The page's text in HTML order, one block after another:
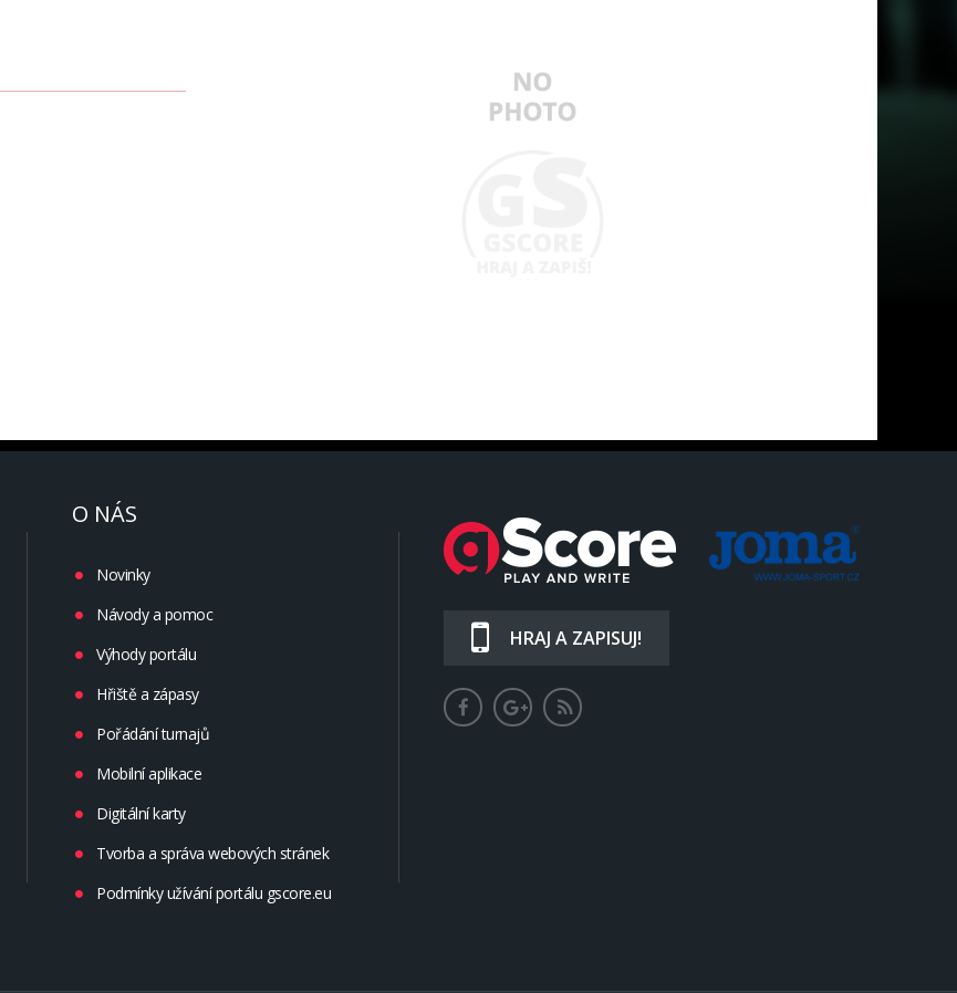
O NÁS
Novinky
Návody a pomoc
Výhody portálu
Hřiště a zápasy
Pořádání turnajů
Mobilní aplikace
Digitální karty
Tvorba a správa webových stránek
Podmínky užívání portálu gscore.eu
HRAJ A ZAPISUJ!